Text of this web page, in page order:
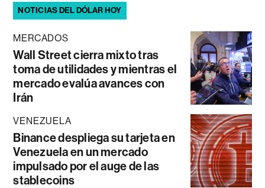
NOTICIAS DEL DÓLAR HOY
MERCADOS
Wall Street cierra mixto tras
toma de utilidades y mientras el
mercado evalúa avances con
Irán
VENEZUELA
Binance despliega su tarjeta en
Venezuela en un mercado
impulsado por el auge de las
stablecoins